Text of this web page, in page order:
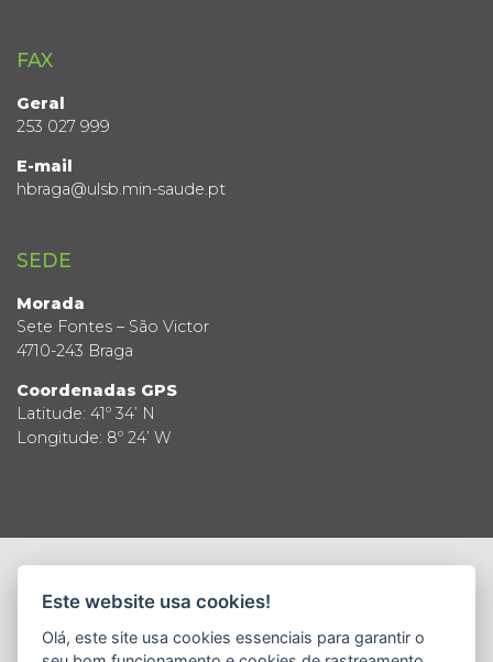
FAX
Geral
253 027 999
E-mail
hbraga@ulsb.min-saude.pt
SEDE
Morada
Sete Fontes – São Victor
4710-243 Braga
Coordenadas GPS
Latitude: 41º 34’ N
Longitude: 8º 24’ W
Política de Privacidade
Termos e Condições
Política de Segurança da Informação
Este website usa cookies!
Olá, este site usa cookies essenciais para garantir o